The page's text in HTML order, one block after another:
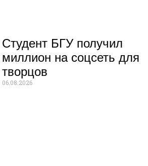
Студент БГУ получил
миллион на соцсеть для
творцов
06.08.2026